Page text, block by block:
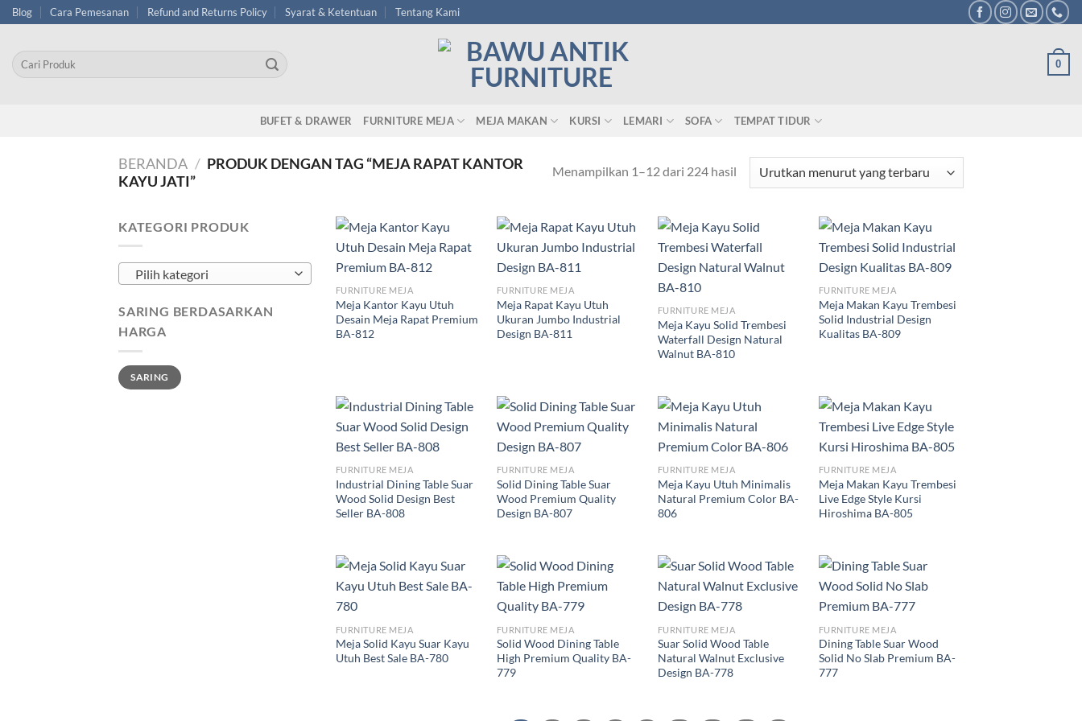
Skip
to
content
Blog Cara Pemesanan Refund and Returns Policy Syarat & Ketentuan Tentang Kami
Pencarian
untuk:
0
BUFET & DRAWER FURNITURE MEJA MEJA MAKAN KURSI LEMARI SOFA TEMPAT TIDUR
BERANDA / PRODUK DENGAN TAG “MEJA RAPAT KANTOR
KAYU JATI”
Menampilkan 1–12 dari 224 hasil
KATEGORI PRODUK
Pilih kategori
SARING BERDASARKAN
HARGA
Harga
terendah
Harga
tertinggi
SARING
FURNITURE MEJA
Meja Kantor Kayu Utuh
Desain Meja Rapat Premium
BA-812
FURNITURE MEJA
Meja Rapat Kayu Utuh
Ukuran Jumbo Industrial
Design BA-811
FURNITURE MEJA
Meja Kayu Solid Trembesi
Waterfall Design Natural
Walnut BA-810
FURNITURE MEJA
Meja Makan Kayu Trembesi
Solid Industrial Design
Kualitas BA-809
FURNITURE MEJA
Industrial Dining Table Suar
Wood Solid Design Best
Seller BA-808
FURNITURE MEJA
Solid Dining Table Suar
Wood Premium Quality
Design BA-807
FURNITURE MEJA
Meja Kayu Utuh Minimalis
Natural Premium Color BA-
806
FURNITURE MEJA
Meja Makan Kayu Trembesi
Live Edge Style Kursi
Hiroshima BA-805
FURNITURE MEJA
Meja Solid Kayu Suar Kayu
Utuh Best Sale BA-780
FURNITURE MEJA
Solid Wood Dining Table
High Premium Quality BA-
779
FURNITURE MEJA
Suar Solid Wood Table
Natural Walnut Exclusive
Design BA-778
FURNITURE MEJA
Dining Table Suar Wood
Solid No Slab Premium BA-
777